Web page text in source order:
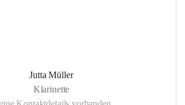
Jutta Müller
Klarinette